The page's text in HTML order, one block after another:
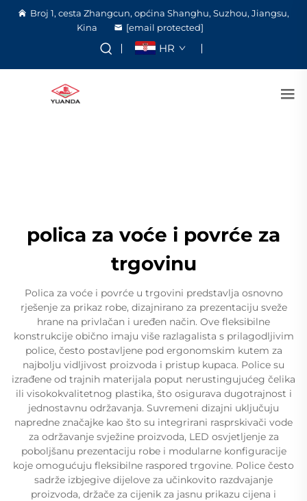
Broj 1, cesta Zhangcun, općina Shanghu, Suzhou, Jiangsu,
Kina
[email protected]
HR
polica za voće i povrće za
trgovinu
Polica za voće i povrće u trgovini predstavlja osnovno
rješenje za prikaz robe, dizajnirano za prezentaciju sveže
hrane na privlačan i uređen način. Ove fleksibilne
konstrukcije obično imaju više razlagalista s prilagodljivim
police, često postavljene pod ergonomskim kutem za
najbolju vidljivost proizvoda i pristup kupaca. Police su
izrađene od trajnih materijala poput nerustingujućeg čelika
ili visokokvalitetnog plastika, što osigurava dugotrajnost i
jednostavnu održavanja. Suvremeni dizajni uključuju
napredne značajke kao što su integrirani rasprskivači vode
za održavanje svježine proizvoda, LED osvjetljenje za
poboljšanu prezentaciju robe i modularne konfiguracije
koje omogućuju fleksibilne raspored trgovine. Police često
sadrže izbjegive dijelove za učinkovito razdvajanje
proizvoda, držače za cijenik za jasnu prikazu cijena i